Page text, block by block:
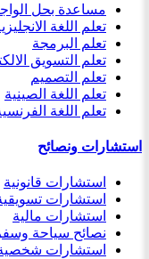
مساعدة بحل
تعلم اللغة
تعلم البرمجة
تعلم التسويق
تعلم التصميم
تعلم اللغة الصينية
تعلم اللغة
استشارات ونصائح
استشارات قانونية
استشارات
استشارات مالية
نصائح سياحة وسفر
استشارات